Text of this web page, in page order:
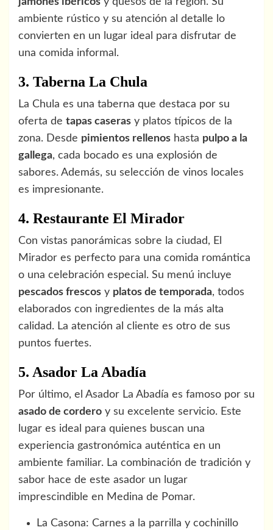
ambiente rústico y su atención al detalle lo
convierten en un lugar ideal para disfrutar de
una comida informal.
3. Taberna La Chula
La Chula es una taberna que destaca por su
oferta de tapas caseras y platos típicos de la
zona. Desde pimientos rellenos hasta pulpo a la
gallega, cada bocado es una explosión de
sabores. Además, su selección de vinos locales
es impresionante.
4. Restaurante El Mirador
Con vistas panorámicas sobre la ciudad, El
Mirador es perfecto para una comida romántica
o una celebración especial. Su menú incluye
pescados frescos y platos de temporada, todos
elaborados con ingredientes de la más alta
calidad. La atención al cliente es otro de sus
puntos fuertes.
5. Asador La Abadía
Por último, el Asador La Abadía es famoso por su
asado de cordero y su excelente servicio. Este
lugar es ideal para quienes buscan una
experiencia gastronómica auténtica en un
ambiente familiar. La combinación de tradición y
sabor hace de este asador un lugar
imprescindible en Medina de Pomar.
La Casona: Carnes a la parrilla y cochinillo